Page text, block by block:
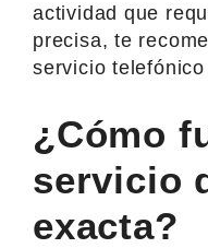
actividad que
precisa, te
servicio
¿Cómo
servicio
exacta?